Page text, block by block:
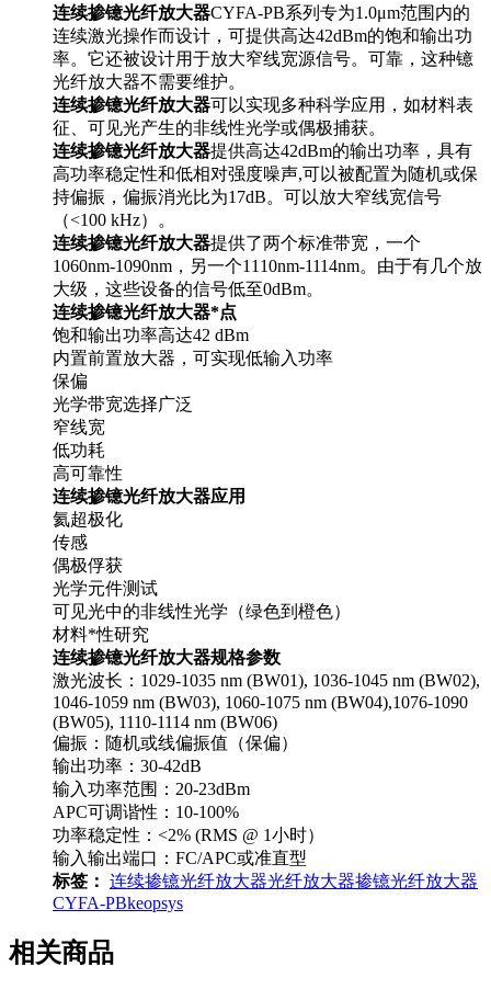
连续掺镱光纤放大器CYFA-PB系列专为1.0μm范围内的
连续激光操作而设计，可提供高达42dBm的饱和输出功
率。它还被设计用于放大窄线宽源信号。可靠，这种镱
光纤放大器不需要维护。
连续掺镱光纤放大器可以实现多种科学应用，如材料表
征、可见光产生的非线性光学或偶极捕获。
连续掺镱光纤放大器提供高达42dBm的输出功率，具有
高功率稳定性和低相对强度噪声,可以被配置为随机或保
持偏振，偏振消光比为17dB。可以放大窄线宽信号
（<100 kHz）。
连续掺镱光纤放大器提供了两个标准带宽，一个
1060nm-1090nm，另一个1110nm-1114nm。由于有几个放
大级，这些设备的信号低至0dBm。
连续掺镱光纤放大器*点
饱和输出功率高达42 dBm
内置前置放大器，可实现低输入功率
保偏
光学带宽选择广泛
窄线宽
低功耗
高可靠性
连续掺镱光纤放大器应用
氦超极化
传感
偶极俘获
光学元件测试
可见光中的非线性光学（绿色到橙色）
材料*性研究
连续掺镱光纤放大器规格参数
激光波长：1029-1035 nm (BW01), 1036-1045 nm (BW02),
1046-1059 nm (BW03), 1060-1075 nm (BW04),1076-1090
(BW05), 1110-1114 nm (BW06)
偏振：随机或线偏振值（保偏）
输出功率：30-42dB
输入功率范围：20-23dBm
APC可调谐性：10-100%
功率稳定性：<2% (RMS @ 1小时）
输入输出端口：FC/APC或准直型
标签： 连续掺镱光纤放大器光纤放大器掺镱光纤放大器
CYFA-PBkeopsys
相关商品